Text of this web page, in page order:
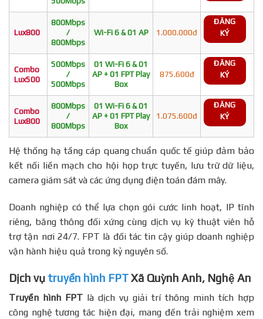
Lux800
800Mbps
/
800Mbps
Wi-Fi 6 & 01 AP 1.000.000đ
ĐĂNG
KÝ
Combo
Lux500
500Mbps
/
500Mbps
01 Wi-Fi 6 & 01
AP + 01 FPT Play
Box
875.600đ
ĐĂNG
KÝ
Combo
Lux800
800Mbps
/
800Mbps
01 Wi-Fi 6 & 01
AP + 01 FPT Play
Box
1.075.600đ
ĐĂNG
KÝ
Hệ thống hạ tầng cáp quang chuẩn quốc tế giúp đảm bảo
kết nối liền mạch cho hội họp trực tuyến, lưu trữ dữ liệu,
camera giám sát và các ứng dụng điện toán đám mây.
Doanh nghiệp có thể lựa chọn gói cước linh hoạt, IP tĩnh
riêng, băng thông đối xứng cùng dịch vụ kỹ thuật viên hỗ
trợ tận nơi 24/7. FPT là đối tác tin cậy giúp doanh nghiệp
vận hành hiệu quả trong kỷ nguyên số.
Dịch vụ truyền hình FPTXã Quỳnh Anh, Nghệ An
Truyền hình FPT là dịch vụ giải trí thông minh tích hợp
công nghệ tương tác hiện đại, mang đến trải nghiệm xem